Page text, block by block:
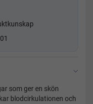
som ger en skön
blodcirkulationen och